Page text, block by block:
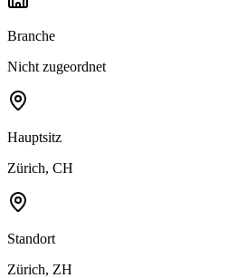
Branche
Nicht zugeordnet
Hauptsitz
Zürich, CH
Standort
Zürich, ZH